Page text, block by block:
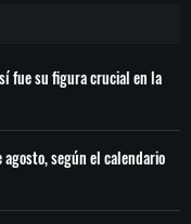
fue su figura crucial en la
agosto, según el calendario